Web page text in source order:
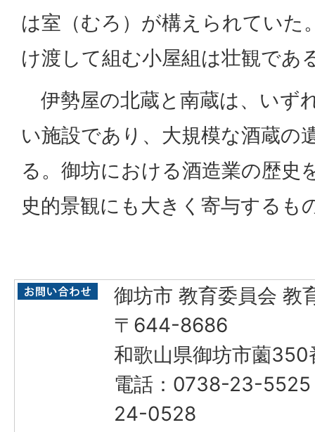
は室（むろ）が構えられていた
け渡して組む小屋組は壮観であ
伊勢屋の北蔵と南蔵は、いず
い施設であり、大規模な酒蔵の
る。御坊における酒造業の歴史
史的景観にも大きく寄与するも
御坊市 教育委員会 教
〒644-8686
和歌山県御坊市薗350
電話：0738-23-
24-0528